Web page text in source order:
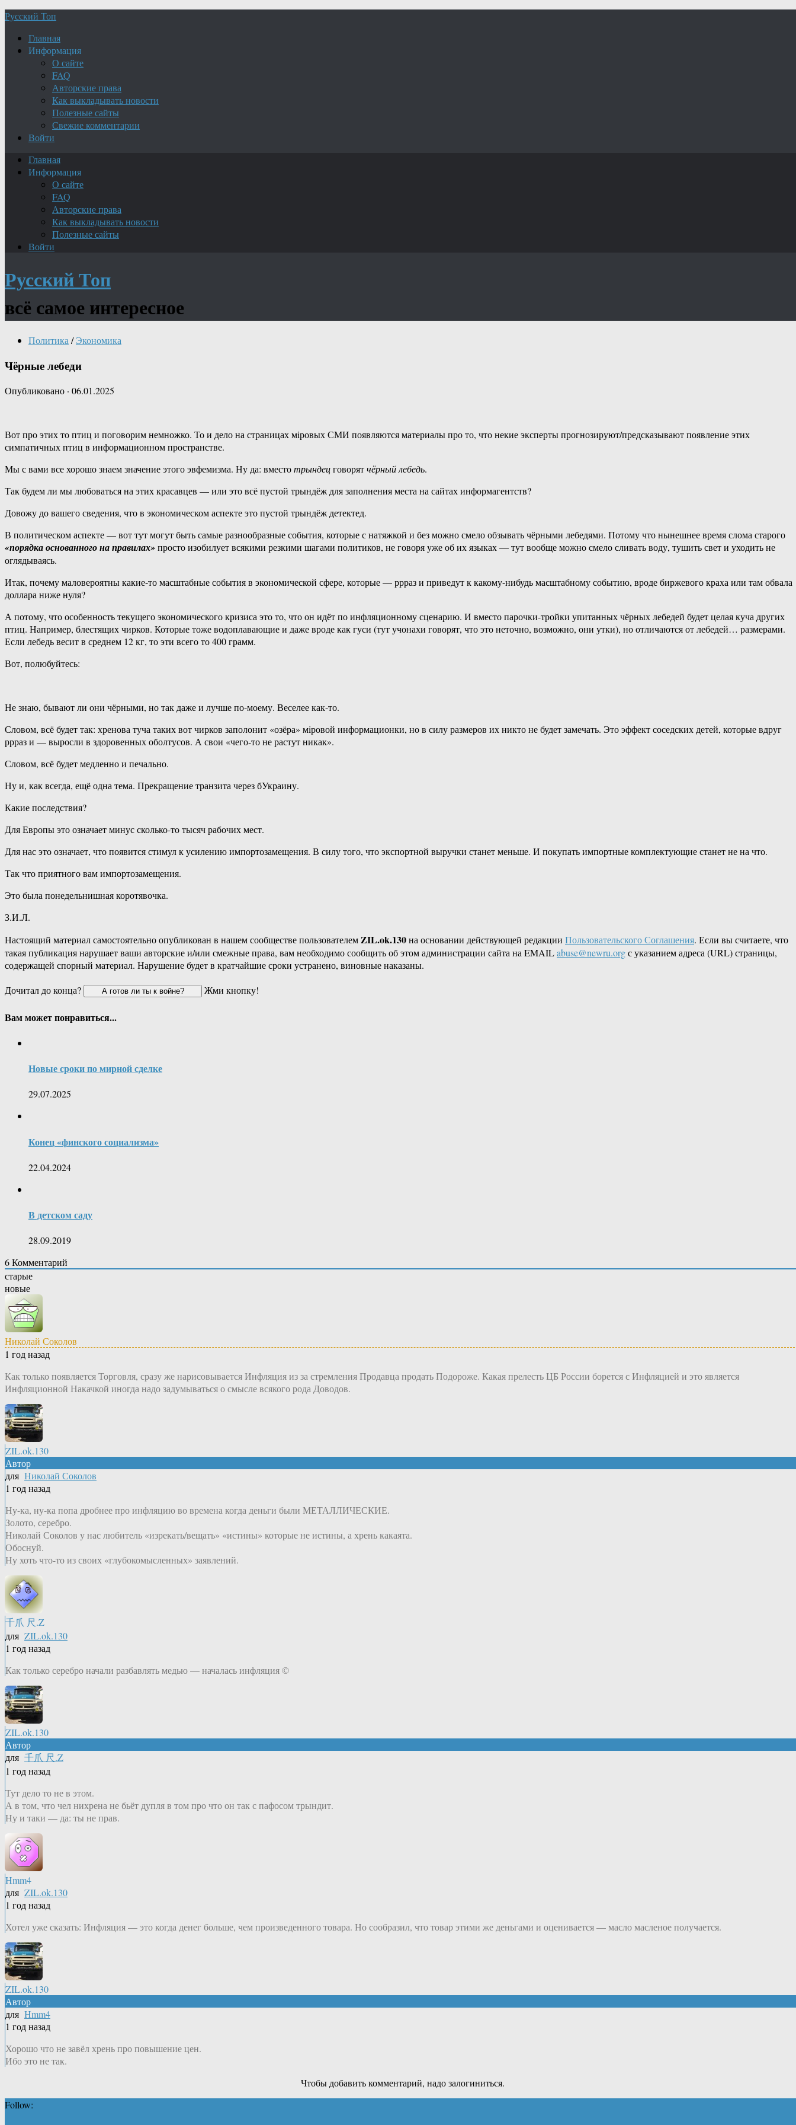
Русский Топ
Главная
Информация
О сайте
FAQ
Авторские права
Как выкладывать новости
Полезные сайты
Свежие комментарии
Войти
Главная
Информация
О сайте
FAQ
Авторские права
Как выкладывать новости
Полезные сайты
Войти
Русский Топ
всё самое интересное
Политика / Экономика
Чёрные лебеди
Опубликовано · 06.01.2025
Вот про этих то птиц и поговорим немножко. То и дело на страницах мiровых СМИ появляются материалы про то, что некие эксперты прогнозируют/предсказывают появление этих
симпатичных птиц в информационном пространстве.
Мы с вами все хорошо знаем значение этого эвфемизма. Ну да: вместотрындецговорятчёрный лебедь.
Так будем ли мы любоваться на этих красавцев — или это всё пустой трындёж для заполнения места на сайтах информагентств?
Довожу до вашего сведения, что в экономическом аспекте это пустой трындёж детектед.
В политическом аспекте — вот тут могут быть самые разнообразные события, которые с натяжкой и без можно смело обзывать чёрными лебедями. Потому что нынешнее время слома старого
«порядка основанного на правилах»просто изобилует всякими резкими шагами политиков, не говоря уже об их языках — тут вообще можно смело сливать воду, тушить свет и уходить не
оглядываясь.
Итак, почему маловероятны какие-то масштабные события в экономической сфере, которые — ррраз и приведут к какому-нибудь масштабному событию, вроде биржевого краха или там обвала
доллара ниже нуля?
А потому, что особенность текущего экономического кризиса это то, что он идёт по инфляционному сценарию. И вместо парочки-тройки упитанных чёрных лебедей будет целая куча других
птиц. Например, блестящих чирков. Которые тоже водоплавающие и даже вроде как гуси (тут учонахи говорят, что это неточно, возможно, они утки), но отличаются от лебедей… размерами.
Если лебедь весит в среднем 12 кг, то эти всего то 400 грамм.
Вот, полюбуйтесь:
Не знаю, бывают ли они чёрными, но так даже и лучше по-моему. Веселее как-то.
Словом, всё будет так: хренова туча таких вот чирков заполонит «озёра» мiровой информационки, но в силу размеров их никто не будет замечать. Это эффект соседских детей, которые вдруг
ррраз и — выросли в здоровенных оболтусов. А свои «чего-то не растут никак».
Словом, всё будет медленно и печально.
Ну и, как всегда, ещё одна тема. Прекращение транзита через бУкраину.
Какие последствия?
Для Европы это означает минус сколько-то тысяч рабочих мест.
Для нас это означает, что появится стимул к усилению импортозамещения. В силу того, что экспортной выручки станет меньше. И покупать импортные комплектующие станет не на что.
Так что приятного вам импортозамещения.
Это была понедельнишная коротявочка.
З.И.Л.
Настоящий материал самостоятельно опубликован в нашем сообществе пользователемZIL.ok.130на основании действующей редакции Пользовательского Соглашения. Если вы считаете, что
такая публикация нарушает ваши авторские и/или смежные права, вам необходимо сообщить об этом администрации сайта на EMAILabuse@newru.orgс указанием адреса (URL) страницы,
содержащей спорный материал. Нарушение будет в кратчайшие сроки устранено, виновные наказаны.
Дочитал до конца?
Жми кнопку!
Вам может понравиться...
Новые сроки по мирной сделке
29.07.2025
Конец «финского социализма»
22.04.2024
В детском саду
28.09.2019
6Комментарий
старые
новые
Николай Соколов
1 год назад
Как только появляется Торговля, сразу же нарисовывается Инфляция из за стремления Продавца продать Подороже. Какая прелесть ЦБ России борется с Инфляцией и это является
Инфляционной Накачкой иногда надо задумываться о смысле всякого рода Доводов.
ZIL.ok.130
Автор
для Николай Соколов
1 год назад
Ну-ка, ну-ка попа дробнее про инфляцию во времена когда деньги были МЕТАЛЛИЧЕСКИЕ.
Золото, серебро.
Николай Соколов у нас любитель «изрекать/вещать» «истины» которые не истины, а хрень какаята.
Обоснуй.
Ну хоть что-то из своих «глубокомысленных» заявлений.
千爪 尺.Z
для ZIL.ok.130
1 год назад
Как только серебро начали разбавлять медью — началась инфляция ©
ZIL.ok.130
Автор
для 千爪 尺.Z
1 год назад
Тут дело то не в этом.
А в том, что чел нихрена не бьёт дупля в том про что он так с пафосом трындит.
Ну и таки — да: ты не прав.
Hmm4
для ZIL.ok.130
1 год назад
Хотел уже сказать: Инфляция — это когда денег больше, чем произведенного товара. Но сообразил, что товар этими же деньгами и оценивается — масло масленое получается.
ZIL.ok.130
Автор
для Hmm4
1 год назад
Хорошо что не завёл хрень про повышение цен.
Ибо это не так.
Чтобы добавить комментарий, надо залогиниться.
Follow: